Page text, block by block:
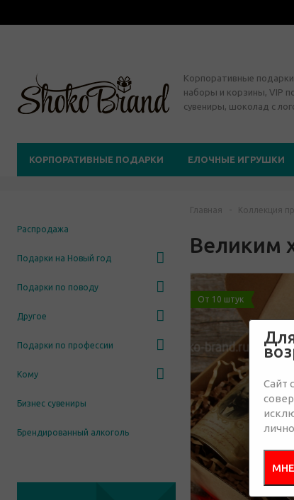
Корпоративные
наборы и корзины, VIP
сувениры, шоколад с
КОРПОРАТИВНЫЕ ПОДАРКИ ЕЛОЧНЫЕ ИГРУШКИ
Распродажа
Подарки на Новый год
Подарки по поводу
Другое
Подарки по профессии
Кому
Бизнес сувениры
Брендированный алкоголь
Главная - Коллекция
Великим
От 10 штук
Сайт